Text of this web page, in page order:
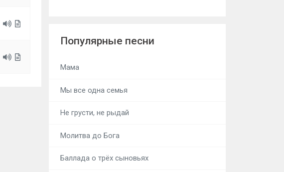
Популярные песни
Мама
Мы все одна семья
Не грусти, не рыдай
Молитва до Бога
Баллада о трёх сыновьях